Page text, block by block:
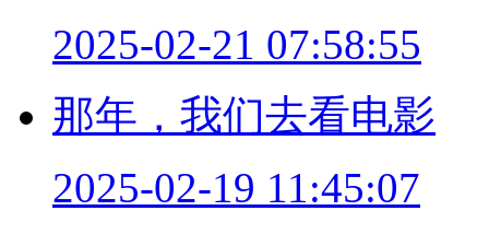
2025-02-21 07:58:55
那年，我们去看电影
2025-02-19 11:45:07